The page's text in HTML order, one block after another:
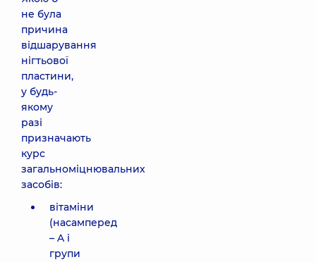
не була
причина
відшарування
нігтьової
пластини,
у будь-
якому
разі
призначають
курс
загальноміцнювальних
засобів:
вітаміни
(насамперед
– A і
групи